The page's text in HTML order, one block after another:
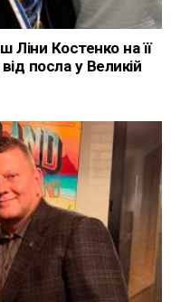
Ліни Костенко на її
посла у Великій